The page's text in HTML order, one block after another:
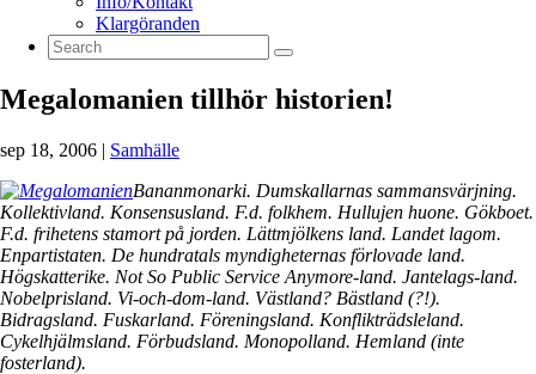
Klargöranden
Megalomanien tillhör historien!
sep 18, 2006 | Samhälle
Bananmonarki. Dumskallarnas sammansvärjning.
Kollektivland. Konsensusland. F.d. folkhem. Hullujen huone. Gökboet.
F.d. frihetens stamort på jorden. Lättmjölkens land. Landet lagom.
Enpartistaten. De hundratals myndigheternas förlovade land.
Högskatterike. Not So Public Service Anymore-land. Jantelags-land.
Nobelprisland. Vi-och-dom-land. Västland? Bästland (?!).
Bidragsland. Fuskarland. Föreningsland. Konflikträdsleland.
Cykelhjälmsland. Förbudsland. Monopolland. Hemland (inte
fosterland).